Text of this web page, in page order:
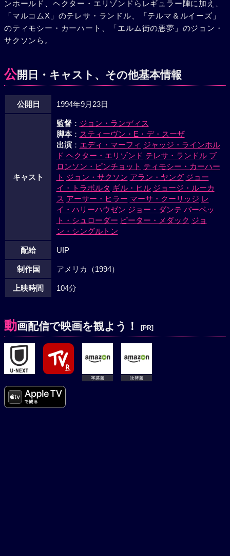
ンホールド、ヘクター・エリゾンドらレギュラー陣に加え、
「マルコムX」のテレサ・ランドル、「テルマ＆ルイーズ」
のティモシー・カーハート、「エルム街の悪夢」のジョン・
サクソンら。
公開日・キャスト、その他基本情報
公開日 1994年9月23日
キャスト
監督： ジョン・ランディス
脚本： スティーヴン・E・デ・スーザ
出演： エディ・マーフィ ジャッジ・ラインホル
ド ヘクター・エリゾンド テレサ・ランドル ブ
ロンソン・ピンチョット ティモシー・カーハー
ト ジョン・サクソン アラン・ヤング ジョー
イ・トラボルタ ギル・ヒル ジョージ・ルーカ
ス アーサー・ヒラー マーサ・クーリッジ レ
イ・ハリーハウゼン ジョー・ダンテ バーベッ
ト・シュローダー ピーター・メダック ジョ
ン・シングルトン
配給 UIP
制作国 アメリカ（1994）
上映時間 104分
動画配信で映画を観よう！ [PR]
字幕版 吹替版